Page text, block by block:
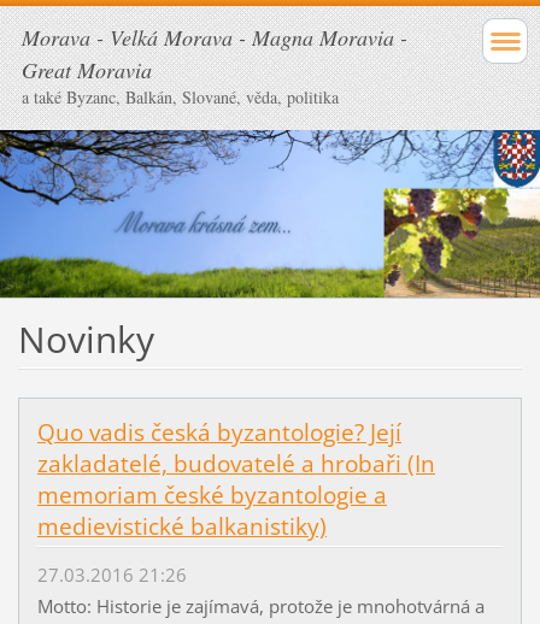
Morava - Velká Morava - Magna Moravia -
Great Moravia
a také Byzanc, Balkán, Slované, věda, politika
Novinky
Quo vadis česká byzantologie? Její
zakladatelé, budovatelé a hrobaři (In
memoriam české byzantologie a
medievistické balkanistiky)
27.03.2016 21:26
Motto: Historie je zajímavá, protože je mnohotvárná a